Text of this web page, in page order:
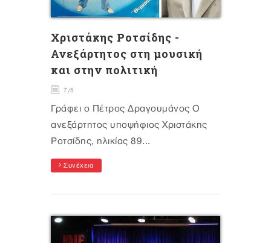
Χριστάκης Ροτσίδης -
Ανεξάρτητος στη μουσική
και στην πολιτική
7/5
Γράφει ο Πέτρος Δραγουμάνος Ο
ανεξάρτητος υποψήφιος Χριστάκης
Ροτσίδης, ηλικίας 89...
Συνέχεια